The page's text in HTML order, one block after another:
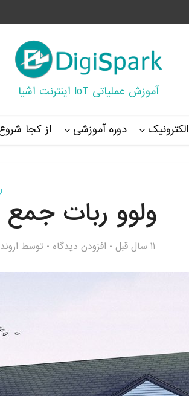
آموزش عملیاتی IoT اینترنت اشیا
الکترونیک دوره آموزشی از کجا
ولوو ربات جمع
11 سال قبل افزودن دیدگاه توسط